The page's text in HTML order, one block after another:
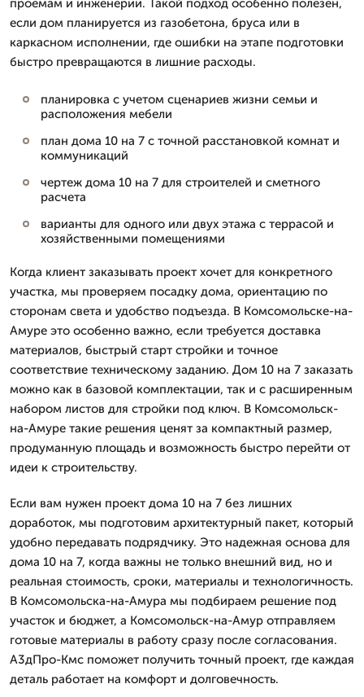
проемам и инженерии. Такой подход особенно полезен,
если дом планируется из газобетона, бруса или в
каркасном исполнении, где ошибки на этапе подготовки
быстро превращаются в лишние расходы.
планировка с учетом сценариев жизни семьи и
расположения мебели
план дома 10 на 7 с точной расстановкой комнат и
коммуникаций
чертеж дома 10 на 7 для строителей и сметного
расчета
варианты для одного или двух этажа с террасой и
хозяйственными помещениями
Когда клиент заказывать проект хочет для конкретного
участка, мы проверяем посадку дома, ориентацию по
сторонам света и удобство подъезда. В Комсомольске-на-
Амуре это особенно важно, если требуется доставка
материалов, быстрый старт стройки и точное
соответствие техническому заданию. Дом 10 на 7 заказать
можно как в базовой комплектации, так и с расширенным
набором листов для стройки под ключ. В Комсомольск-
на-Амуре такие решения ценят за компактный размер,
продуманную площадь и возможность быстро перейти от
идеи к строительству.
Если вам нужен проект дома 10 на 7 без лишних
доработок, мы подготовим архитектурный пакет, который
удобно передавать подрядчику. Это надежная основа для
дома 10 на 7, когда важны не только внешний вид, но и
реальная стоимость, сроки, материалы и технологичность.
В Комсомольска-на-Амура мы подбираем решение под
участок и бюджет, а Комсомольск-на-Амур отправляем
готовые материалы в работу сразу после согласования.
А3дПро-Кмс поможет получить точный проект, где каждая
деталь работает на комфорт и долговечность.